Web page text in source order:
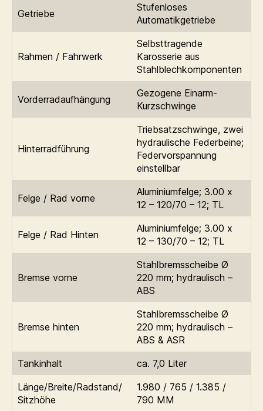
Getriebe
Stufenloses
Automatikgetriebe
Rahmen / Fahrwerk
Selbsttragende
Karosserie aus
Stahlblechkomponenten
Vorderradaufhängung
Gezogene Einarm-
Kurzschwinge
Hinterradführung
Triebsatzschwinge, zwei
hydraulische Federbeine;
Federvorspannung
einstellbar
Felge / Rad vorne
Aluminiumfelge; 3.00 x
12 – 120/70 – 12; TL
Felge / Rad Hinten
Aluminiumfelge; 3.00 x
12 – 130/70 – 12; TL
Bremse vorne
Stahlbremsscheibe Ø
220 mm; hydraulisch –
ABS
Bremse hinten
Stahlbremsscheibe Ø
220 mm; hydraulisch –
ABS & ASR
Tankinhalt
ca. 7,0 Liter
Länge/Breite/Radstand/
Sitzhöhe
1.980 / 765 / 1.385 /
790 MM